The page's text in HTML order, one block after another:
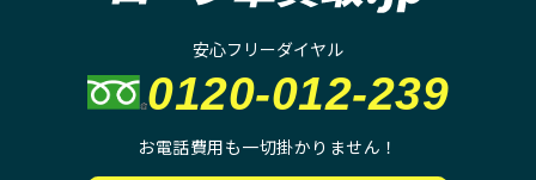
安心フリーダイヤル
0120-012-239
お電話費用も一切掛かりません！